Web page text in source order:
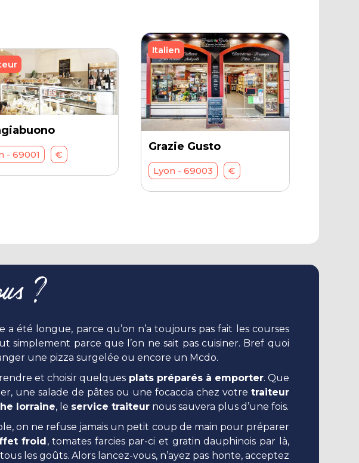
- 69001 €
Grazie Gusto
Lyon - 69003 €
Italien
?
a été longue, parce qu’on n’a toujours pas fait les courses
simplement parce que l’on ne sait pas cuisiner. Bref quoi
une pizza surgelée ou encore un Mcdo.
et choisir quelques plats préparés à emporter. Que
une salade de pâtes ou une focaccia chez votre traiteur
lorraine, le service traiteur nous sauvera plus d’une fois.
on ne refuse jamais un petit coup de main pour préparer
froid, tomates farcies par-ci et gratin dauphinois par là,
les goûts. Alors lancez-vous, n’ayez pas honte, acceptez